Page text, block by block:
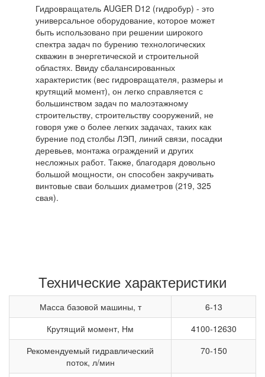
Гидровращатель AUGER D12 (гидробур) - это
универсальное оборудование, которое может
быть использовано при решении широкого
спектра задач по бурению технологических
скважин в энергетической и строительной
областях. Ввиду сбалансированных
характеристик (вес гидровращателя, размеры и
крутящий момент), он легко справляется с
большинством задач по малоэтажному
строительству, строительству сооружений, не
говоря уже о более легких задачах, таких как
бурение под столбы ЛЭП, линий связи, посадки
деревьев, монтажа ограждений и других
несложных работ. Также, благодаря довольно
большой мощности, он способен закручивать
винтовые сваи больших диаметров (219, 325
свая).
Технические характеристики
Масса базовой машины, т
6-13
Крутящий момент, Нм
4100-12630
Рекомендуемый гидравлический
поток, л/мин
70-150